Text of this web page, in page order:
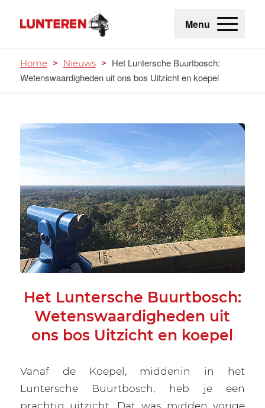
Menu
Home > Nieuws > Het Luntersche Buurtbosch:
Wetenswaardigheden uit ons bos Uitzicht en koepel
Het Luntersche Buurtbosch:
Wetenswaardigheden uit
ons bos Uitzicht en koepel
Vanaf de Koepel, middenin in het
Luntersche Buurtbosch, heb je een